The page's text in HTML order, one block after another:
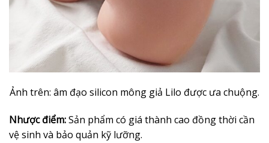
Ảnh trên: âm đạo silicon mông giả Lilo được ưa chuộng.
Nhược điểm:Sản phẩm có giá thành cao đồng thời cần
vệ sinh và bảo quản kỹ lưỡng.